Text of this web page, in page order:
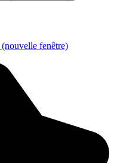
(nouvelle fenêtre)